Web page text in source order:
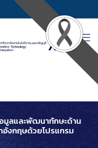
มูลและพัฒนาทักษะด้าน
งกฤษด้วยโปรแกรม